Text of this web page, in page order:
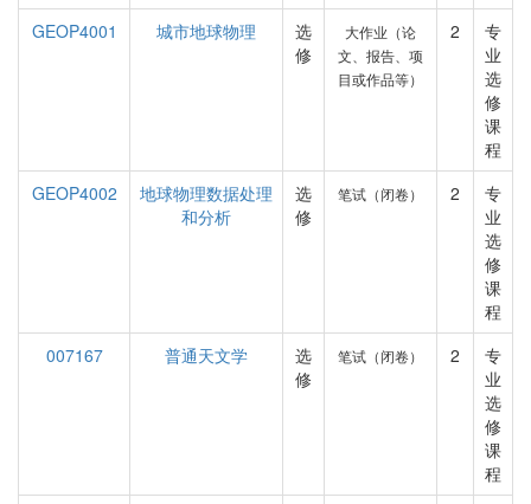
GEOP4001
城市地球物理
选
修
大作业（论
文、报告、项
目或作品等）
2
专
业
选
修
课
程
GEOP4002
地球物理数据处理
和分析
选
修
笔试（闭卷） 2
专
业
选
修
课
程
007167
普通天文学
选
修
笔试（闭卷） 2
专
业
选
修
课
程